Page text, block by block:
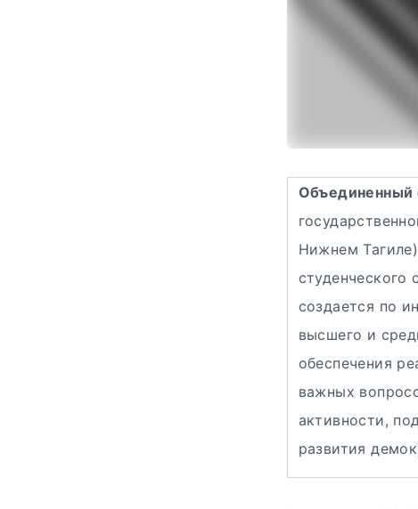
Объединенный
Нижнем
создается по
высшего и
обеспечения
важных
активности,
развития